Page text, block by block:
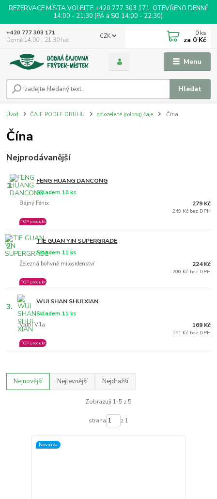
REZERVACE MÍSTA VOLEJTE +420 777 303 171. OTEVŘENO DENNĚ
14:00 - 21:30 (PÁ a SO 14:00 - 22:30).
Menu
CZK
Hledat
+420 777 303 171
Denně 14:00 - 21:30 hod
0 ks
za 0 Kč
Úvod ČAJE PODLE DRUHU polozelené (oolong) čaje Čína
Čína
Nejprodávanější
1. FENG HUANG DANCONG
Bájný Fénix
Skladem 10 ks
TOP produkt
279 Kč
249 Kč bez DPH
2. TIE GUAN YIN SUPERGRADE
Železná bohyně milosrdenství
Skladem 11 ks
TOP produkt
224 Kč
200 Kč bez DPH
3. WUI SHAN SHUI XIAN
Vodní Víla
Skladem 11 ks
TOP produkt
169 Kč
151 Kč bez DPH
Nejnovější Nejlevnější Nejdražší
Zobrazuji 1-5 z 5
strana z 1
Novinka